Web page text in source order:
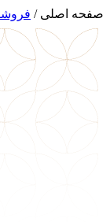
صفحه اصلی /